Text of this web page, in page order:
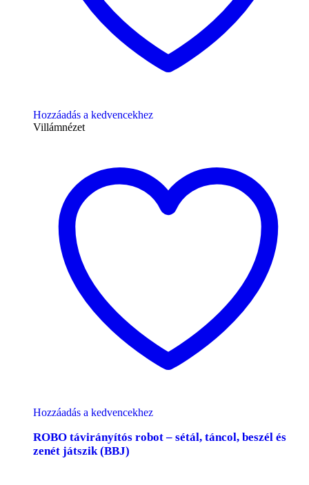
Hozzáadás a kedvencekhez
Villámnézet
Hozzáadás a kedvencekhez
ROBO távirányítós robot – sétál, táncol, beszél és
zenét játszik (BBJ)